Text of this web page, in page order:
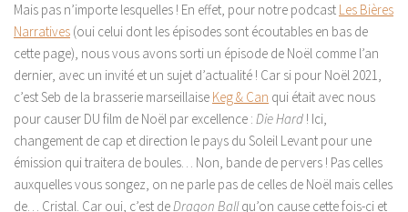
Mais pas n’importe lesquelles ! En effet, pour notre podcast Les Bières
Narratives (oui celui dont les épisodes sont écoutables en bas de
cette page), nous vous avons sorti un épisode de Noël comme l’an
dernier, avec un invité et un sujet d’actualité ! Car si pour Noël 2021,
c’est Seb de la brasserie marseillaise Keg & Can qui était avec nous
pour causer DU film de Noël par excellence : Die Hard ! Ici,
changement de cap et direction le pays du Soleil Levant pour une
émission qui traitera de boules… Non, bande de pervers ! Pas celles
auxquelles vous songez, on ne parle pas de celles de Noël mais celles
de… Cristal. Car oui, c’est deDragon Ballqu’on cause cette fois-ci et